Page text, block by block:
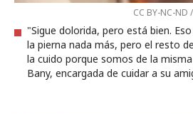
CC BY-NC-
"Sigue dolorida, pero está bien.
la pierna nada más, pero el resto
la cuido porque somos de la
Bany, encargada de cuidar a su